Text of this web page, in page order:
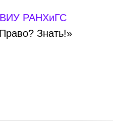
ВИУ РАНХиГС
Знать!»